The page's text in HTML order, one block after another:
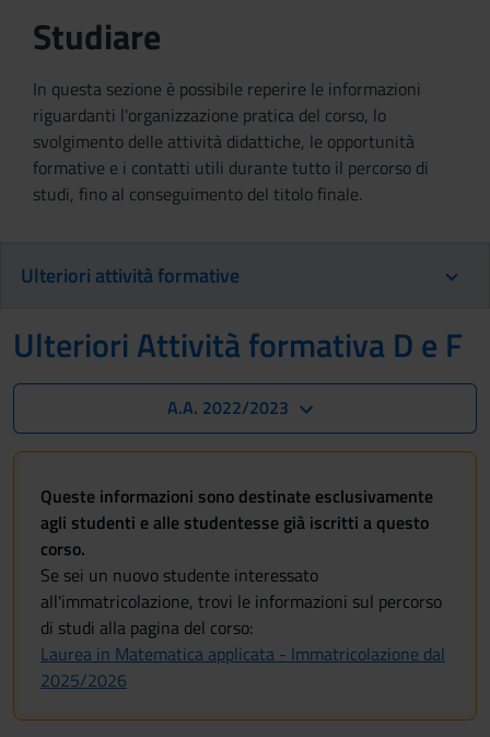
Studiare
In questa sezione è possibile reperire le informazioni
riguardanti l'organizzazione pratica del corso, lo
svolgimento delle attività didattiche, le opportunità
formative e i contatti utili durante tutto il percorso di
studi, fino al conseguimento del titolo finale.
Ulteriori attività formative
Ulteriori Attività formativa D e F
A.A. 2022/2023
Queste informazioni sono destinate esclusivamente
agli studenti e alle studentesse già iscritti a questo
corso.
Se sei un nuovo studente interessato
all'immatricolazione, trovi le informazioni sul percorso
di studi alla pagina del corso:
Laurea in Matematica applicata - Immatricolazione dal
2025/2026